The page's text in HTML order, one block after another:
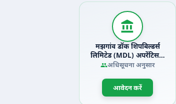
मझगांव डॉक शिपबिल्डर्स
लिमिटेड (MDL) अपरेंटिस…
अधिसूचना अनुसार
आवेदन करें